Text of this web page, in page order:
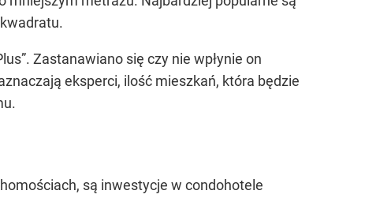
Zastanawiano się czy nie wpłynie on
eksperci, ilość mieszkań, która będzie
są inwestycje w condohotele